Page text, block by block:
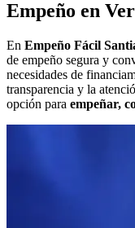
Empeño en
En Empeño Fácil
de empeño segura y
necesidades de
transparencia y la
opción para empeñar,